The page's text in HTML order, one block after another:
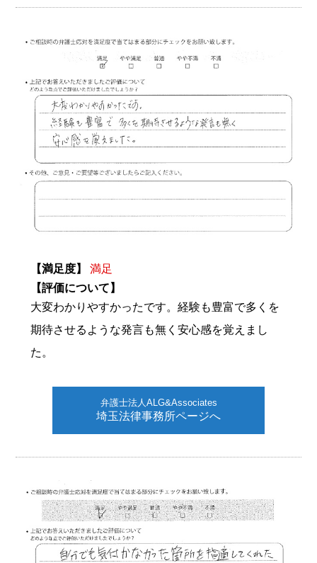
【満足度】
満足
【評価について】
大変わかりやすかったです。経験も豊富で多くを
期待させるような発言も無く安心感を覚えまし
た。
弁護士法人ALG&Associates
埼玉法律事務所ページへ